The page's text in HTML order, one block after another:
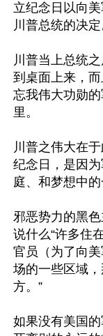
立纪念日以向
川普总统的决定
川普当上总统
到桌面上来，
忘我伟大功勋
里。
川普之伟大在
纪念日，是因
庭、和梦想中
邪恶势力的黑
说什么“许多住
官员（为了向
场的一些区域
方。”
如果没有美国